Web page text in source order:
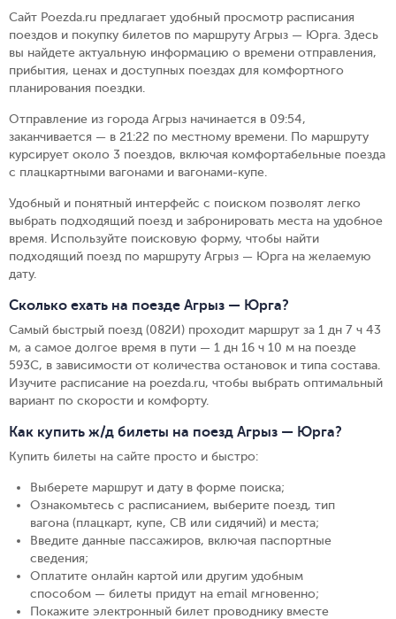
Сайт Poezda.ru предлагает удобный просмотр расписания
поездов и покупку билетов по маршруту Агрыз — Юрга. Здесь
вы найдете актуальную информацию о времени отправления,
прибытия, ценах и доступных поездах для комфортного
планирования поездки.
Отправление из города Агрыз начинается в 09:54,
заканчивается — в 21:22 по местному времени. По маршруту
курсирует около 3 поездов, включая комфортабельные поезда
с плацкартными вагонами и вагонами-купе.
Удобный и понятный интерфейс с поиском позволят легко
выбрать подходящий поезд и забронировать места на удобное
время. Используйте поисковую форму, чтобы найти
подходящий поезд по маршруту Агрыз — Юрга на желаемую
дату.
Сколько ехать на поезде Агрыз — Юрга?
Самый быстрый поезд (082И) проходит маршрут за 1 дн 7 ч 43
м, а самое долгое время в пути — 1 дн 16 ч 10 м на поезде
593С, в зависимости от количества остановок и типа состава.
Изучите расписание на poezda.ru, чтобы выбрать оптимальный
вариант по скорости и комфорту.
Как купить ж/д билеты на поезд Агрыз — Юрга?
Купить билеты на сайте просто и быстро:
Выберете маршрут и дату в форме поиска;
Ознакомьтесь с расписанием, выберите поезд, тип
вагона (плацкарт, купе, СВ или сидячий) и места;
Введите данные пассажиров, включая паспортные
сведения;
Оплатите онлайн картой или другим удобным
способом — билеты придут на email мгновенно;
Покажите электронный билет проводнику вместе